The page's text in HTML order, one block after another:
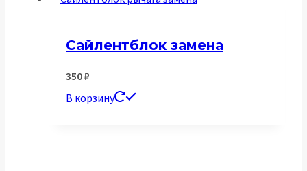
Сайлентблок замена
350₽
В корзину